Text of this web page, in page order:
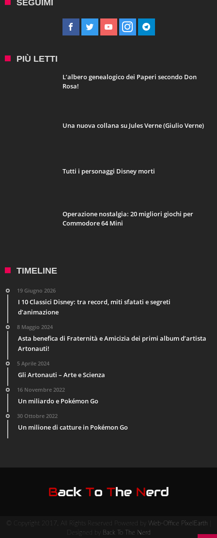
SEGUIMI
PIÙ LETTI
L’albero genealogico dei Paperi secondo Don
Rosa!
Una nuova collana su Jules Verne (Giulio Verne)
Tutti i personaggi Disney morti
Operazione nostalgia: 20 migliori giochi per
Commodore 64 Mini
TIMELINE
19 Giugno 2026
I 10 Classici Disney: tra record, miti sfatati e segreti
d’animazione
8 Maggio 2024
Asta benefica di Fraternità e Amicizia dei primi album d’artista
Artonauti!
5 Aprile 2024
Gli Artonauti – Arte e Scienza
16 Novembre 2022
Un miliardo e Pokémon Go
30 Ottobre 2022
Un milione di catture in Pokémon Go
© Copyright 2017, All Rights Reserved Powered by Web-Office PixelEarth
Designed by
Back To The Nerd